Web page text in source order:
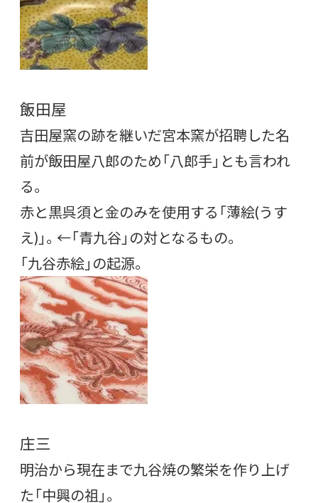
飯田屋
吉田屋窯の跡を継いだ宮本窯が招聘した名
前が飯田屋八郎のため「八郎手」とも言われ
る。
赤と黒呉須と金のみを使用する「薄絵(うす
え)」。←「青九谷」の対となるもの。
「九谷赤絵」の起源。
庄三
明治から現在まで九谷焼の繁栄を作り上げ
た「中興の祖」。